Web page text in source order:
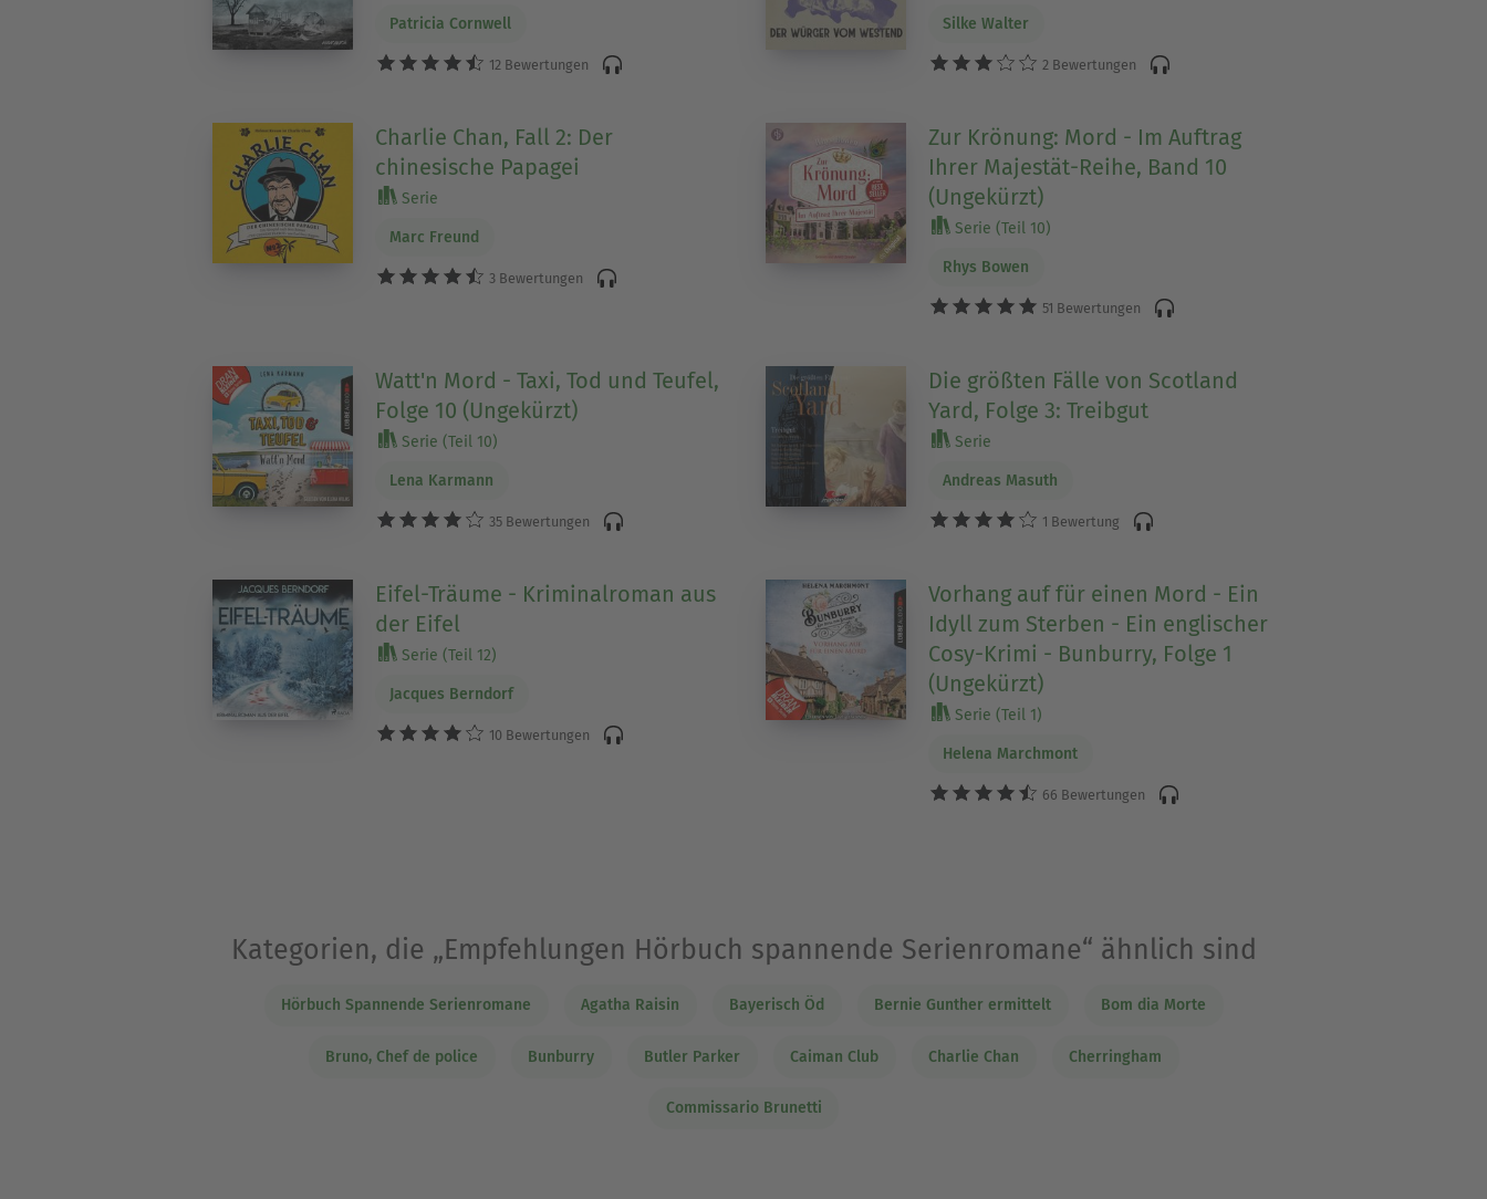
Patricia Cornwell
12 Bewertungen
Silke Walter
2 Bewertungen
Charlie Chan, Fall 2: Der
chinesische Papagei
Serie
Marc Freund
3 Bewertungen
Zur Krönung: Mord - Im Auftrag
Ihrer Majestät-Reihe, Band 10
(Ungekürzt)
Serie (Teil 10)
Rhys Bowen
51 Bewertungen
Watt'n Mord - Taxi, Tod und Teufel,
Folge 10 (Ungekürzt)
Serie (Teil 10)
Lena Karmann
35 Bewertungen
Die größten Fälle von Scotland
Yard, Folge 3: Treibgut
Serie
Andreas Masuth
1 Bewertung
Eifel-Träume - Kriminalroman aus
der Eifel
Serie (Teil 12)
Jacques Berndorf
10 Bewertungen
Vorhang auf für einen Mord - Ein
Idyll zum Sterben - Ein englischer
Cosy-Krimi - Bunburry, Folge 1
(Ungekürzt)
Serie (Teil 1)
Helena Marchmont
66 Bewertungen
Kategorien, die „Empfehlungen Hörbuch spannende Serienromane“ ähnlich sind
Hörbuch Spannende Serienromane Agatha Raisin Bayerisch Öd Bernie Gunther ermittelt Bom dia Morte
Bruno, Chef de police Bunburry Butler Parker Caiman Club Charlie Chan Cherringham
Commissario Brunetti